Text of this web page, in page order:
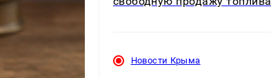
Новости Крыма